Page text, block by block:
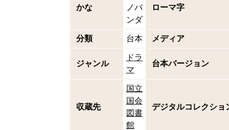
かな
ノバ
ンダ
ローマ字
分類 台本 メディア
ジャンル
ドラ
マ
台本バージョン
収蔵先
国立
国会
図書
館
デジタルコレクショ